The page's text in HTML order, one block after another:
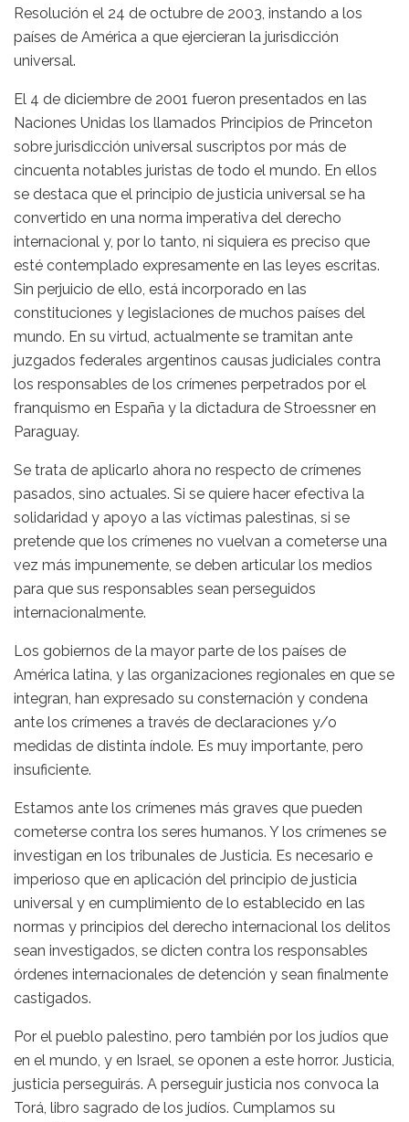
Resolución el 24 de octubre de 2003, instando a los
países de América a que ejercieran la jurisdicción
universal.
El 4 de diciembre de 2001 fueron presentados en las
Naciones Unidas los llamados Principios de Princeton
sobre jurisdicción universal suscriptos por más de
cincuenta notables juristas de todo el mundo. En ellos
se destaca que el principio de justicia universal se ha
convertido en una norma imperativa del derecho
internacional y, por lo tanto, ni siquiera es preciso que
esté contemplado expresamente en las leyes escritas.
Sin perjuicio de ello, está incorporado en las
constituciones y legislaciones de muchos países del
mundo. En su virtud, actualmente se tramitan ante
juzgados federales argentinos causas judiciales contra
los responsables de los crímenes perpetrados por el
franquismo en España y la dictadura de Stroessner en
Paraguay.
Se trata de aplicarlo ahora no respecto de crímenes
pasados, sino actuales. Si se quiere hacer efectiva la
solidaridad y apoyo a las víctimas palestinas, si se
pretende que los crímenes no vuelvan a cometerse una
vez más impunemente, se deben articular los medios
para que sus responsables sean perseguidos
internacionalmente.
Los gobiernos de la mayor parte de los países de
América latina, y las organizaciones regionales en que se
integran, han expresado su consternación y condena
ante los crímenes a través de declaraciones y/o
medidas de distinta índole. Es muy importante, pero
insuficiente.
Estamos ante los crímenes más graves que pueden
cometerse contra los seres humanos. Y los crímenes se
investigan en los tribunales de Justicia. Es necesario e
imperioso que en aplicación del principio de justicia
universal y en cumplimiento de lo establecido en las
normas y principios del derecho internacional los delitos
sean investigados, se dicten contra los responsables
órdenes internacionales de detención y sean finalmente
castigados.
Por el pueblo palestino, pero también por los judíos que
en el mundo, y en Israel, se oponen a este horror. Justicia,
justicia perseguirás. A perseguir justicia nos convoca la
Torá, libro sagrado de los judíos. Cumplamos su